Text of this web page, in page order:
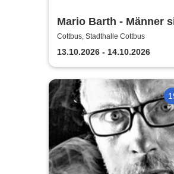
Mario Barth - Männer
nichts ohne die Frauen
Cottbus, Stadthalle Cottbus
13.10.2026 - 14.10.2026